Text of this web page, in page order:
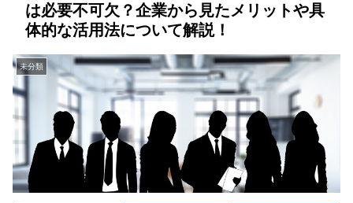
は必要不可欠？企業から見たメリットや具
体的な活用法について解説！
未分類